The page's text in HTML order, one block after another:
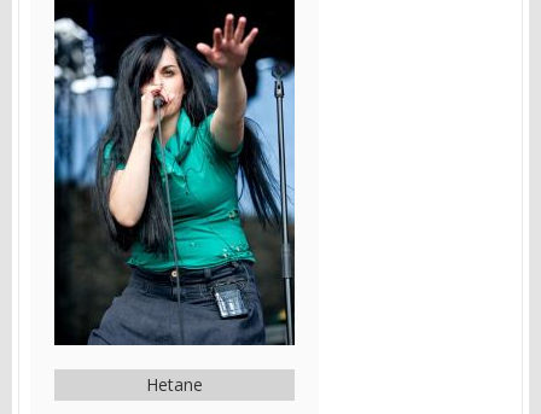
Hetane